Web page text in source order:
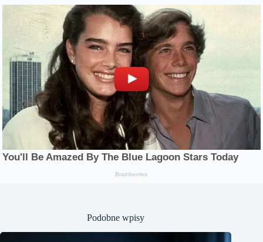
Podobne wpisy